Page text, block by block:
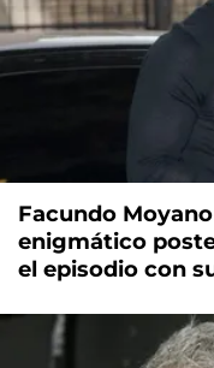
Facundo
enigmático
el episodio con